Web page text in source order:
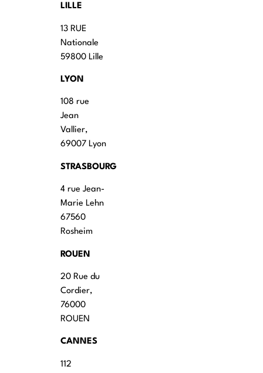
LILLE
13 RUE
Nationale
59800 Lille
LYON
108 rue
Jean
Vallier,
69007 Lyon
STRASBOURG
4 rue Jean-
Marie Lehn
67560
Rosheim
ROUEN
20 Rue du
Cordier,
76000
ROUEN
CANNES
112